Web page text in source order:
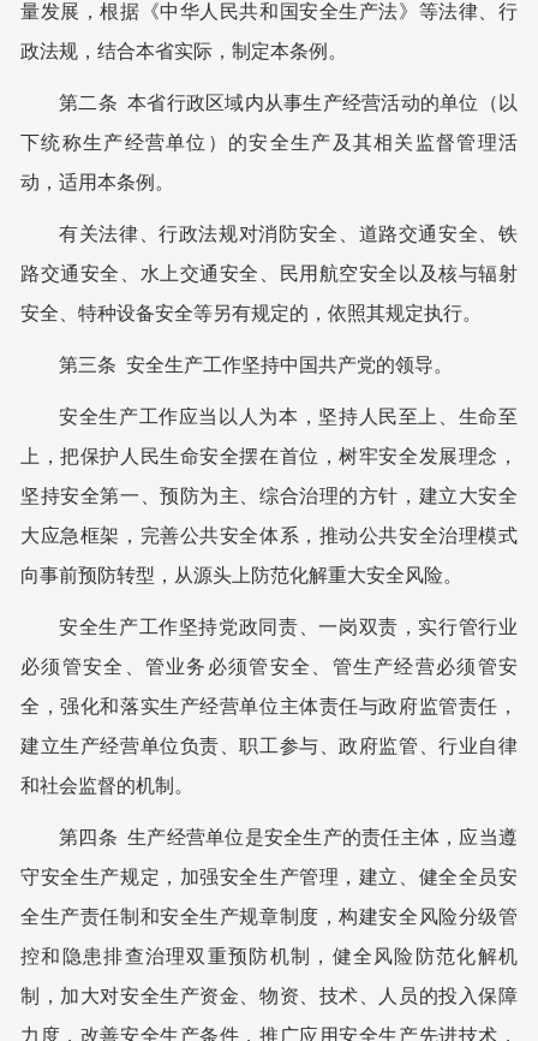
量发展，根据《中华人民共和国安全生产法》等法律、行
政法规，结合本省实际，制定本条例。
第二条 本省行政区域内从事生产经营活动的单位（以
下统称生产经营单位）的安全生产及其相关监督管理活
动，适用本条例。
有关法律、行政法规对消防安全、道路交通安全、铁
路交通安全、水上交通安全、民用航空安全以及核与辐射
安全、特种设备安全等另有规定的，依照其规定执行。
第三条 安全生产工作坚持中国共产党的领导。
安全生产工作应当以人为本，坚持人民至上、生命至
上，把保护人民生命安全摆在首位，树牢安全发展理念，
坚持安全第一、预防为主、综合治理的方针，建立大安全
大应急框架，完善公共安全体系，推动公共安全治理模式
向事前预防转型，从源头上防范化解重大安全风险。
安全生产工作坚持党政同责、一岗双责，实行管行业
必须管安全、管业务必须管安全、管生产经营必须管安
全，强化和落实生产经营单位主体责任与政府监管责任，
建立生产经营单位负责、职工参与、政府监管、行业自律
和社会监督的机制。
第四条 生产经营单位是安全生产的责任主体，应当遵
守安全生产规定，加强安全生产管理，建立、健全全员安
全生产责任制和安全生产规章制度，构建安全风险分级管
控和隐患排查治理双重预防机制，健全风险防范化解机
制，加大对安全生产资金、物资、技术、人员的投入保障
力度，改善安全生产条件，推广应用安全生产先进技术，